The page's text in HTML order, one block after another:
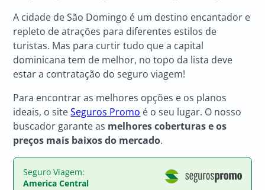
A cidade de São Domingo é um destino encantador e
repleto de atrações para diferentes estilos de
turistas. Mas para curtir tudo que a capital
dominicana tem de melhor, no topo da lista deve
estar a contratação do seguro viagem!
Para encontrar as melhores opções e os planos
ideais, o siteSeguros Promo é o seu lugar. O nosso
buscador garante as melhores coberturas e os
preços mais baixos do mercado.
Seguro Viagem:
America Central